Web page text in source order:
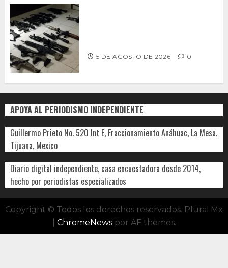
5 DE AGOSTO DE 2026 0
APOYA AL PERIODISMO INDEPENDIENTE
Guillermo Prieto No. 520 Int E, Fraccionamiento Anáhuac, La Mesa,
Tijuana, Mexico
Diario digital independiente, casa encuestadora desde 2014,
hecho por periodistas especializados
Copyright © Todos los derechos reservados. Plural.Mx
ChromeNewspor AF themes.